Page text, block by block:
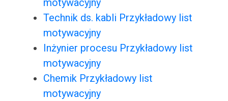
motywacyjny
Technik ds. kabli Przykładowy list
motywacyjny
Inżynier procesu Przykładowy list
motywacyjny
Chemik Przykładowy list
motywacyjny